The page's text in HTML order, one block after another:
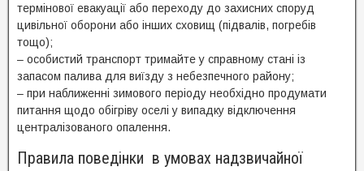
термінової евакуації або переходу до захисних споруд
цивільної оборони або інших сховищ (підвалів, погребів
тощо);
– особистий транспорт тримайте у справному стані із
запасом палива для виїзду з небезпечного району;
– при наближенні зимового періоду необхідно продумати
питання щодо обігріву оселі у випадку відключення
централізованого опалення.
Правила поведінки в умовах надзвичайної